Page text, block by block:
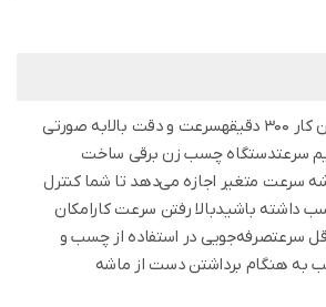
میزان قدرت 20Vزمان کار 300 دقیقهسرعت و دقت بالابه صورتی
سرعتدستگاه چسب زن برقی ساخت
سرعت متغیر اجازه می‌دهد تا شما‌ کنترل
داشته باشیدبالا رفتن سرعت کارامکان
سرعتصرفه‌جویی در استفاده از چسب و
به هنگام برداشتن دست از ماشه